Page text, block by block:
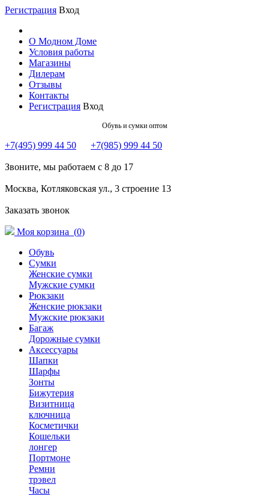
Регистрация Вход
О Модном Доме
Условия работы
Магазины
Дилерам
Отзывы
Контакты
Регистрация Вход
Обувь и сумки оптом
+7(495) 999 44 50 +7(985) 999 44 50
Звоните, мы работаем с 8 до 17
Москва, Котляковская ул., 3 строение 13
Заказать звонок
Моя корзина (0)
Обувь
Сумки
Женские сумки
Мужские сумки
Рюкзаки
Женские рюкзаки
Мужские рюкзаки
Багаж
Дорожные сумки
Аксессуары
Шапки
Шарфы
Зонты
Бижутерия
Визитница
ключница
Косметички
Кошельки
лонгер
Портмоне
Ремни
трэвел
Часы